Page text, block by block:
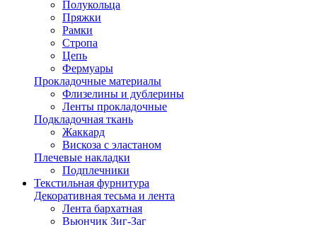
Полукольца
Пряжки
Рамки
Стропа
Цепь
Фермуары
Прокладочные материалы
Флизелины и дублерины
Ленты прокладочные
Подкладочная ткань
Жаккард
Вискоза с эластаном
Плечевые накладки
Подплечники
Текстильная фурнитура
Декоративная тесьма и лента
Лента бархатная
Вьюнчик Зиг-Заг